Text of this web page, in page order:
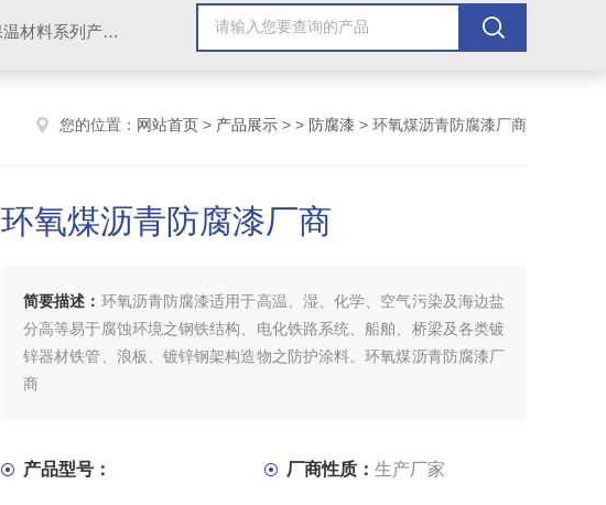
防腐材料，玻璃鳞片胶泥，玻璃鳞片涂料，环氧树脂，沥青漆，乙烯基树脂，保温材料系列产品。
您的位置： 网站首页 > 产品展示 > > 防腐漆 > 环氧煤沥青防腐漆厂商
环氧煤沥青防腐漆厂商
简要描述： 环氧沥青防腐漆适用于高温、湿、化学、空气污染及海边盐
分高等易于腐蚀环境之钢铁结构、电化铁路系统、船舶、桥梁及各类镀
锌器材铁管、浪板、镀锌钢架构造物之防护涂料。环氧煤沥青防腐漆厂
商
产品型号： 厂商性质： 生产厂家